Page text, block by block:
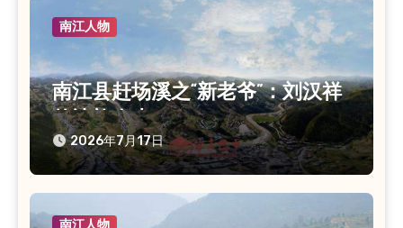
南江人物
南江县赶场溪之“新老爷”：刘汉祥
的诗礼人生
2026年7月17日
南江人物